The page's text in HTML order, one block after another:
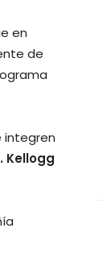
en
de
integren
Kellogg